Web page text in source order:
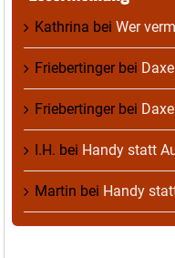
Kathrina bei Wer
Friebertingerbei
Friebertingerbei
I.H. bei Handy statt
Martin bei Handy